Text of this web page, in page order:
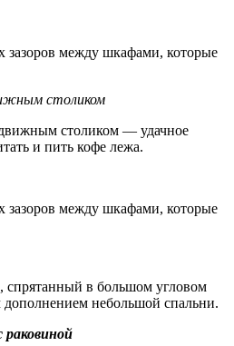
столиком
столиком — удачное
и пить кофе лежа.
спрятанный в большом угловом
небольшой спальни.